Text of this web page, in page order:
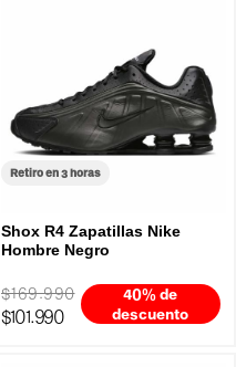
Retiro en 3 horas
Shox R4 Zapatillas Nike
Hombre Negro
$169.990
$101.990
40% de
descuento